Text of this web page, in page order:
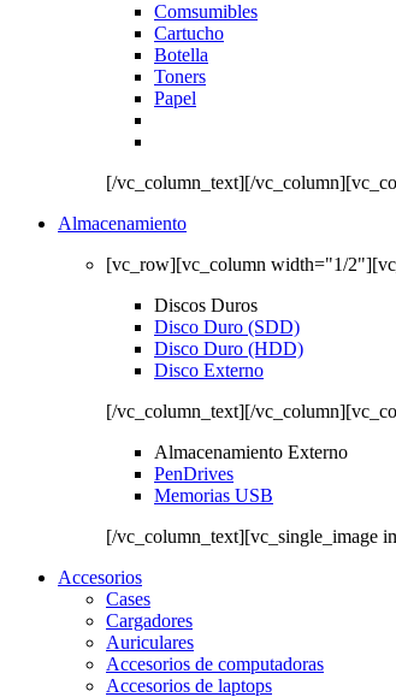
Comsumibles
Cartucho
Botella
Toners
Papel
[/vc_column_text][/
Almacenamiento
[vc_row][vc_column width="1/
Discos Duros
Disco Duro (SDD)
Disco Duro (HDD)
Disco Externo
[/vc_column_text][/
Almacenamiento Externo
PenDrives
Memorias USB
[/vc_column_text][vc_single_image
Accesorios
Cases
Cargadores
Auriculares
Accesorios de computadoras
Accesorios de laptops